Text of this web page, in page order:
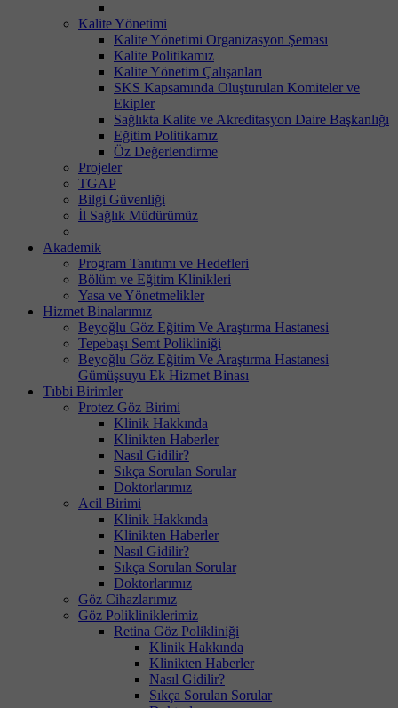
Kalite Yönetimi
Kalite Yönetimi Organizasyon Şeması
Kalite Politikamız
Kalite Yönetim Çalışanları
SKS Kapsamında Oluşturulan Komiteler ve
Ekipler
Sağlıkta Kalite ve Akreditasyon Daire Başkanlığı
Eğitim Politikamız
Öz Değerlendirme
Projeler
TGAP
Bilgi Güvenliği
İl Sağlık Müdürümüz
Akademik
Program Tanıtımı ve Hedefleri
Bölüm ve Eğitim Klinikleri
Yasa ve Yönetmelikler
Hizmet Binalarımız
Beyoğlu Göz Eğitim Ve Araştırma Hastanesi
Tepebaşı Semt Polikliniği
Beyoğlu Göz Eğitim Ve Araştırma Hastanesi
Gümüşsuyu Ek Hizmet Binası
Tıbbi Birimler
Protez Göz Birimi
Klinik Hakkında
Klinikten Haberler
Nasıl Gidilir?
Sıkça Sorulan Sorular
Doktorlarımız
Acil Birimi
Klinik Hakkında
Klinikten Haberler
Nasıl Gidilir?
Sıkça Sorulan Sorular
Doktorlarımız
Göz Cihazlarımız
Göz Polikliniklerimiz
Retina Göz Polikliniği
Klinik Hakkında
Klinikten Haberler
Nasıl Gidilir?
Sıkça Sorulan Sorular